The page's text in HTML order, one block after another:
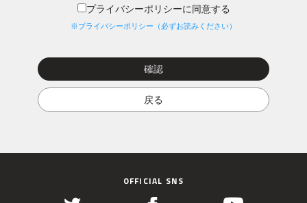
プライバシーポリシーに同意する
※プライバシーポリシー（必ずお読みください）
OFFICIAL SNS